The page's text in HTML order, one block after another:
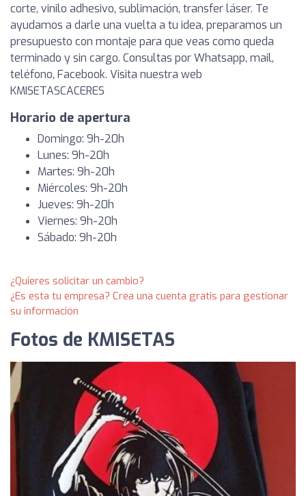
corte, vinilo adhesivo, sublimación, transfer láser. Te
ayudamos a darle una vuelta a tu idea, preparamos un
presupuesto con montaje para que veas como queda
terminado y sin cargo. Consultas por Whatsapp, mail,
teléfono, Facebook. Visita nuestra web
KMISETASCACERES
Horario de apertura
Domingo: 9h-20h
Lunes: 9h-20h
Martes: 9h-20h
Miércoles: 9h-20h
Jueves: 9h-20h
Viernes: 9h-20h
Sábado: 9h-20h
¿Quieres solicitar un cambio?
¿Es esta tu empresa? Crea una cuenta gratis para gestionar
su información
Fotos de KMISETAS